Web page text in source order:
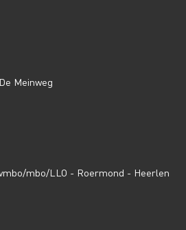
Meinweg
mbo/LLO - Roermond - Heerlen